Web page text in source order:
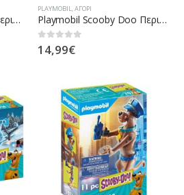
Playmobil Scooby Doo Περιπέτεια Με Τον Ghost Clown 70710
PLAYMOBIL,ΑΓΌΡΙ
Playmobil Scooby Doo Περιπέτεια Με Τον Ghost Diver 70708
0 out of 5
14,99€